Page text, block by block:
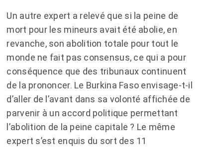
Un autre expert a relevé que si la peine de
mort pour les mineurs avait été abolie, en
revanche, son abolition totale pour tout le
monde ne fait pas consensus, ce qui a pour
conséquence que des tribunaux continuent
de la prononcer. Le Burkina Faso envisage-t-il
d’aller de l’avant dans sa volonté affichée de
parvenir à un accord politique permettant
l’abolition de la peine capitale ? Le même
expert s’est enquis du sort des 11